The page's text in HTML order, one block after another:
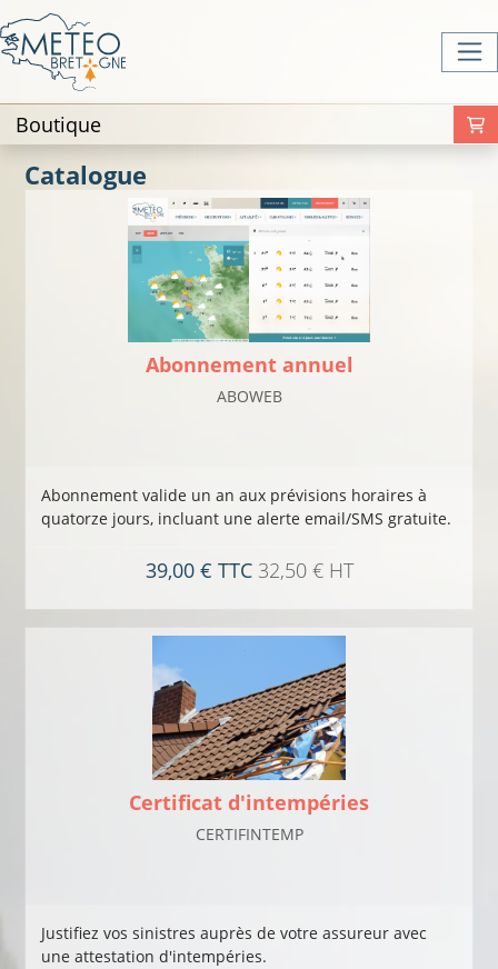
Boutique
Catalogue
Abonnement annuel
ABOWEB
Abonnement valide un an aux prévisions horaires à
quatorze jours, incluant une alerte email/SMS gratuite.
39,00 € TTC 32,50 € HT
Certificat d'intempéries
CERTIFINTEMP
Justifiez vos sinistres auprès de votre assureur avec
une attestation d'intempéries.